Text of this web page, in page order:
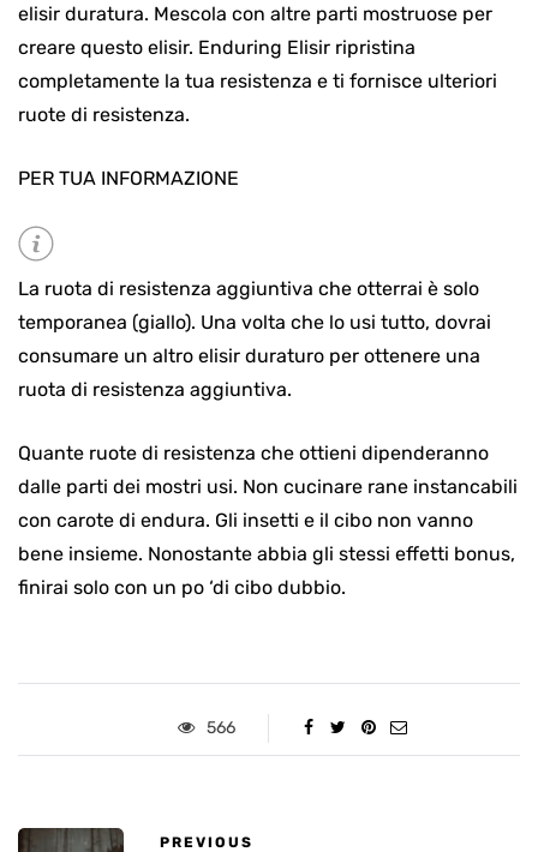
elisir duratura. Mescola con altre parti mostruose per
creare questo elisir. Enduring Elisir ripristina
completamente la tua resistenza e ti fornisce ulteriori
ruote di resistenza.
PER TUA INFORMAZIONE
La ruota di resistenza aggiuntiva che otterrai è solo
temporanea (giallo). Una volta che lo usi tutto, dovrai
consumare un altro elisir duraturo per ottenere una
ruota di resistenza aggiuntiva.
Quante ruote di resistenza che ottieni dipenderanno
dalle parti dei mostri usi. Non cucinare rane instancabili
con carote di endura. Gli insetti e il cibo non vanno
bene insieme. Nonostante abbia gli stessi effetti bonus,
finirai solo con un po ‘di cibo dubbio.
566
PREVIOUS